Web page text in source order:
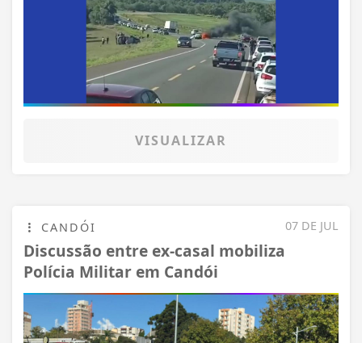
VISUALIZAR
07 DE JUL
CANDÓI
Discussão entre ex-casal mobiliza
Polícia Militar em Candói